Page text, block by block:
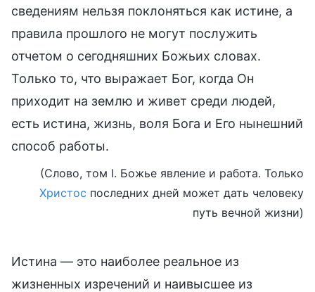
сведениям нельзя поклоняться как истине, а
правила прошлого не могут послужить
отчетом о сегодняшних Божьих словах.
Только то, что выражает Бог, когда Он
приходит на землю и живет среди людей,
есть истина, жизнь, воля Бога и Его нынешний
способ работы.
(Слово, том I. Божье явление и работа. Только
Христос последних дней может дать человеку
путь вечной жизни)
Истина — это наиболее реальное из
жизненных изречений и наивысшее из